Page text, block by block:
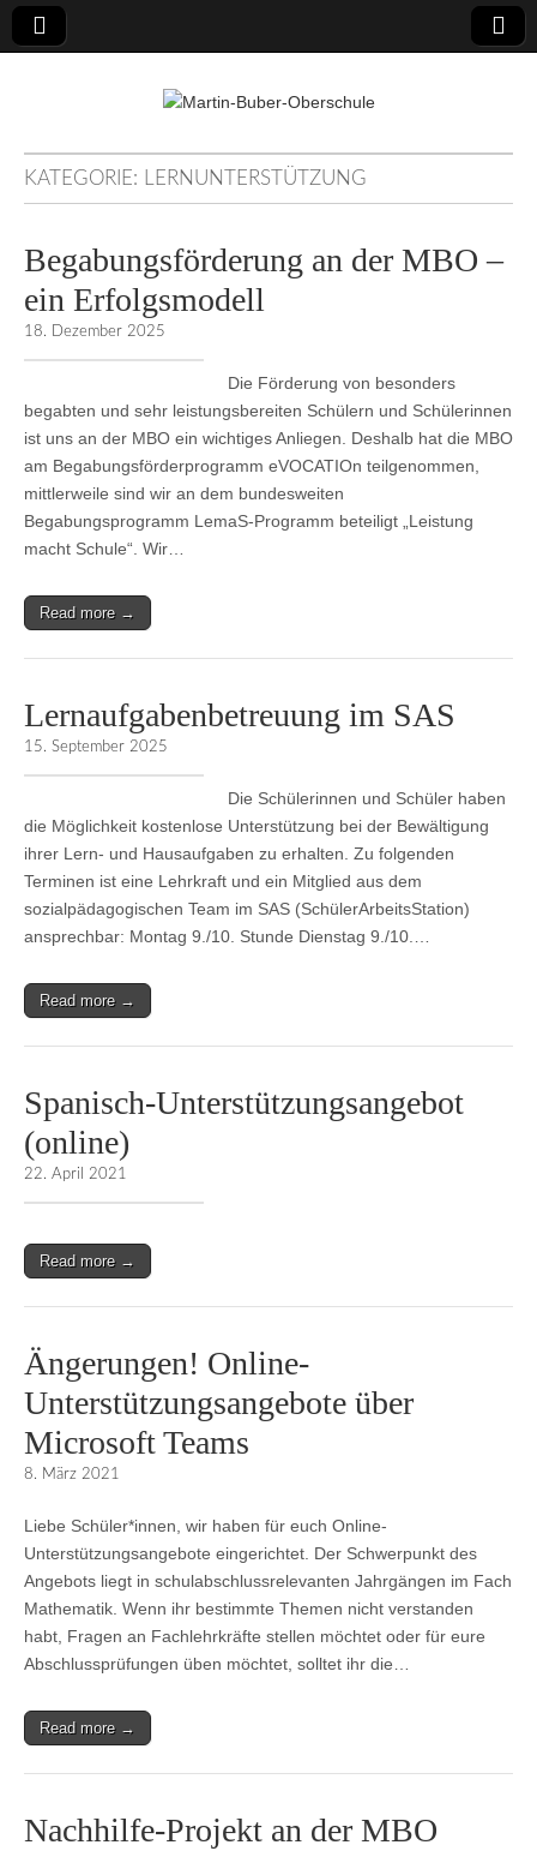
Martin-Buber-
Oberschule
KATEGORIE: LERNUNTERSTÜTZUNG
Begabungsförderung an der MBO –
ein Erfolgsmodell
18. Dezember 2025
Die Förderung von besonders
begabten und sehr leistungsbereiten Schülern und Schülerinnen
ist uns an der MBO ein wichtiges Anliegen. Deshalb hat die MBO
am Begabungsförderprogramm eVOCATIOn teilgenommen,
mittlerweile sind wir an dem bundesweiten
Begabungsprogramm LemaS-Programm beteiligt „Leistung
macht Schule“. Wir…
Read more →
Lernaufgabenbetreuung im SAS
15. September 2025
Die Schülerinnen und Schüler haben
die Möglichkeit kostenlose Unterstützung bei der Bewältigung
ihrer Lern- und Hausaufgaben zu erhalten. Zu folgenden
Terminen ist eine Lehrkraft und ein Mitglied aus dem
sozialpädagogischen Team im SAS (SchülerArbeitsStation)
ansprechbar: Montag 9./10. Stunde Dienstag 9./10.…
Read more →
Spanisch-Unterstützungsangebot
(online)
22. April 2021
Read more →
Ängerungen! Online-
Unterstützungsangebote über
Microsoft Teams
8. März 2021
Liebe Schüler*innen, wir haben für euch Online-
Unterstützungsangebote eingerichtet. Der Schwerpunkt des
Angebots liegt in schulabschlussrelevanten Jahrgängen im Fach
Mathematik. Wenn ihr bestimmte Themen nicht verstanden
habt, Fragen an Fachlehrkräfte stellen möchtet oder für eure
Abschlussprüfungen üben möchtet, solltet ihr die…
Read more →
Nachhilfe-Projekt an der MBO